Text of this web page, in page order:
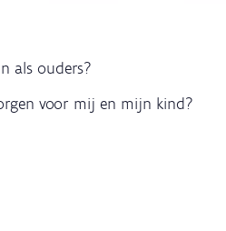
als ouders?
voor mij en mijn kind?